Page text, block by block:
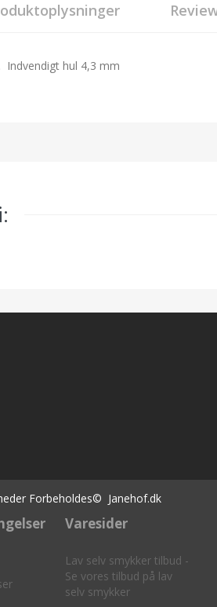
hul 4,3 mm
Forbeholdes© Janehof.dk
Varesider
Lav selv smykker tilbud -
Se vores tilbud på lav
selv smykker